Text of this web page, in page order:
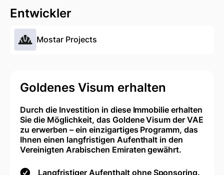
Entwickler
Mostar Projects
Goldenes Visum erhalten
Durch die Investition in diese Immobilie erhalten
Sie die Möglichkeit, das Goldene Visum der VAE
zu erwerben – ein einzigartiges Programm, das
Ihnen einen langfristigen Aufenthalt in den
Vereinigten Arabischen Emiraten gewährt.
Langfristiger Aufenthalt ohne Sponsoring.